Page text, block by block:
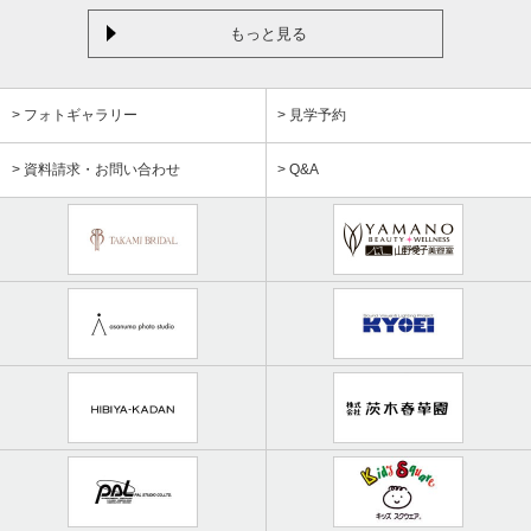
もっと見る
> フォトギャラリー > 見学予約
> 資料請求・お問い合わせ > Q&A